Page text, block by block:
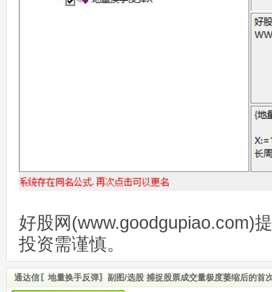
好股网(www.goodgupiao.com)
投资需谨慎。
通达信〖地量换手反弹〗副图/选股 捕捉股票成交量极度萎缩后的首